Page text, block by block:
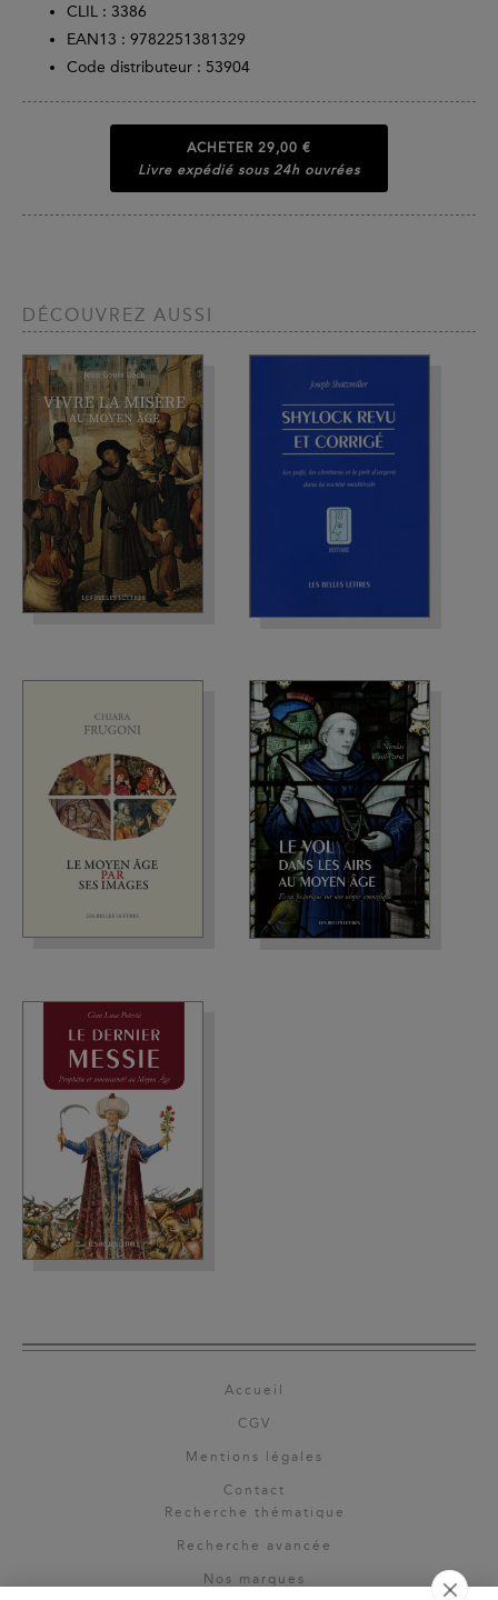
CLIL : 3386
EAN13 : 9782251381329
Code distributeur : 53904
ACHETER 29,00 €
Livre expédié sous 24h ouvrées
DÉCOUVREZ AUSSI
Accueil
CGV
Mentions légales
Contact
Recherche thématique
Recherche avancée
Nos marques